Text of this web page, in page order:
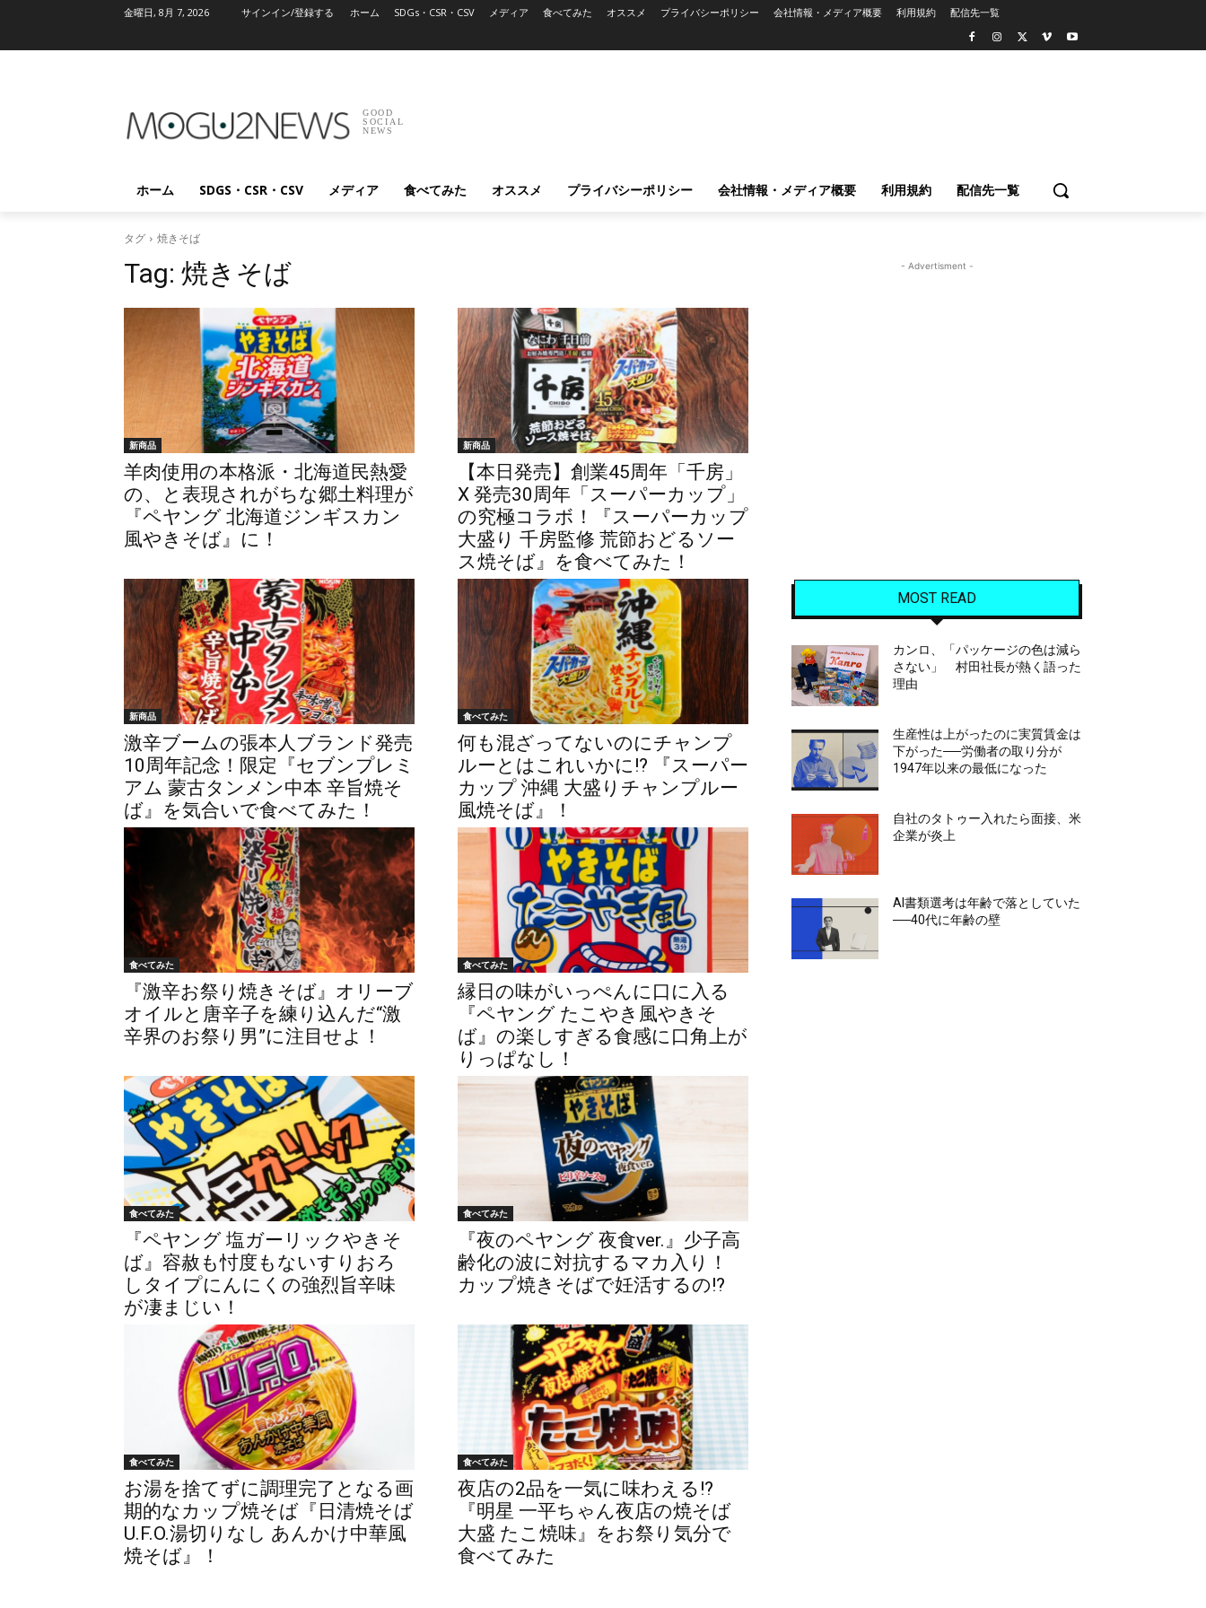
金曜日, 8月 7, 2026 サインイン/登録する ホーム SDGs・CSR・CSV メディア 食べてみた オススメ プライバシーポリシー 会社情報・メディア概要 利用規約 配信先一覧
GOOD
SOCIAL
NEWS
ホーム SDGS・CSR・CSV メディア 食べてみた オススメ プライバシーポリシー 会社情報・メディア概要 利用規約 配信先一覧
タグ 焼きそば
Tag: 焼きそば
新商品
羊肉使用の本格派・北海道民熱愛
の、と表現されがちな郷土料理が
『ペヤング 北海道ジンギスカン
風やきそば』に！
新商品
【本日発売】創業45周年「千房」
X 発売30周年「スーパーカップ」
の究極コラボ！『スーパーカップ
大盛り 千房監修 荒節おどるソー
ス焼そば』を食べてみた！
新商品
激辛ブームの張本人ブランド発売
10周年記念！限定『セブンプレミ
アム 蒙古タンメン中本 辛旨焼そ
ば』を気合いで食べてみた！
食べてみた
何も混ざってないのにチャンプ
ルーとはこれいかに!? 『スーパー
カップ 沖縄 大盛りチャンプルー
風焼そば』！
食べてみた
『激辛お祭り焼きそば』オリーブ
オイルと唐辛子を練り込んだ“激
辛界のお祭り男”に注目せよ！
食べてみた
縁日の味がいっぺんに口に入る
『ペヤング たこやき風やきそ
ば』の楽しすぎる食感に口角上が
りっぱなし！
食べてみた
『ペヤング 塩ガーリックやきそ
ば』容赦も忖度もないすりおろ
しタイプにんにくの強烈旨辛味
が凄まじい！
食べてみた
『夜のペヤング 夜食ver.』少子高
齢化の波に対抗するマカ入り！
カップ焼きそばで妊活するの!?
食べてみた
お湯を捨てずに調理完了となる画
期的なカップ焼そば『日清焼そば
U.F.O.湯切りなし あんかけ中華風
焼そば』！
食べてみた
夜店の2品を一気に味わえる!?
『明星 一平ちゃん夜店の焼そば
大盛 たこ焼味』をお祭り気分で
食べてみた
- Advertisment -
MOST READ
カンロ、「パッケージの色は減ら
さない」 村田社長が熱く語った
理由
生産性は上がったのに実質賃金は
下がった──労働者の取り分が
1947年以来の最低になった
自社のタトゥー入れたら面接、米
企業が炎上
AI書類選考は年齢で落としていた
──40代に年齢の壁